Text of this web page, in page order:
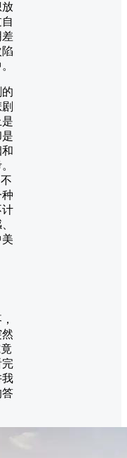
放
差
完
我
答